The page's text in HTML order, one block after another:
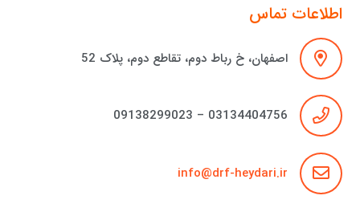
اطلاعات تماس
اصفهان، خ رباط دوم، تقاطع دوم، پلاک 52
03134404756 – 09138299023
info@drf-heydari.ir